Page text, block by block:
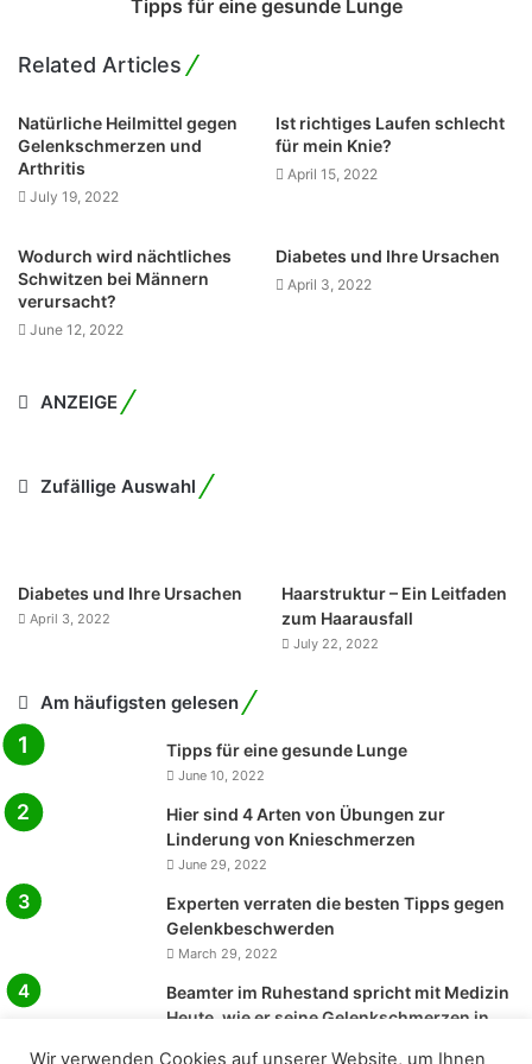
Tipps für eine gesunde Lunge
Related Articles
Natürliche Heilmittel gegen
Gelenkschmerzen und
Arthritis
July 19, 2022
Ist richtiges Laufen schlecht
für mein Knie?
April 15, 2022
Wodurch wird nächtliches
Schwitzen bei Männern
verursacht?
June 12, 2022
Diabetes und Ihre Ursachen
April 3, 2022
ANZEIGE
Zufällige Auswahl
Diabetes und Ihre Ursachen
April 3, 2022
Haarstruktur – Ein Leitfaden
zum Haarausfall
July 22, 2022
Am häufigsten gelesen
Tipps für eine gesunde Lunge
June 10, 2022
Hier sind 4 Arten von Übungen zur
Linderung von Knieschmerzen
June 29, 2022
Experten verraten die besten Tipps gegen
Gelenkbeschwerden
March 29, 2022
Beamter im Ruhestand spricht mit Medizin
Heute, wie er seine Gelenkschmerzen in
Wir verwenden Cookies auf unserer Website, um Ihnen